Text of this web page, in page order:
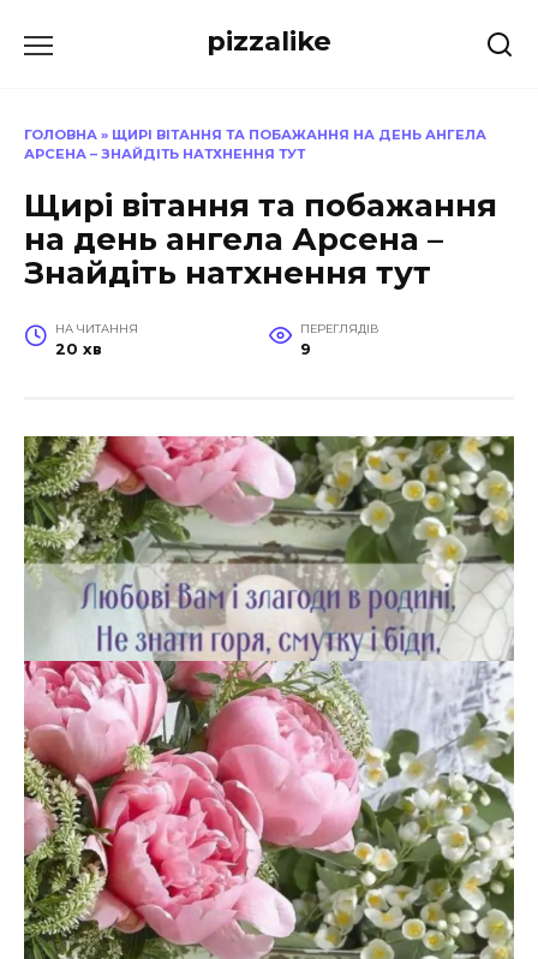
до
pizzalike
ГОЛОВНА » ЩИРІ ВІТАННЯ ТА ПОБАЖАННЯ НА ДЕНЬ АНГЕЛА
АРСЕНА – ЗНАЙДІТЬ НАТХНЕННЯ ТУТ
Щирі вітання та побажання
на день ангела Арсена –
Знайдіть натхнення тут
НА ЧИТАННЯ
20 хв
ПЕРЕГЛЯДІВ
9